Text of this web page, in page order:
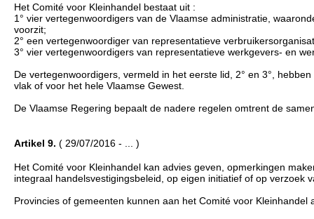
Het Comité voor Kleinhandel bestaat uit :
1° vier vertegenwoordigers van de Vlaamse administratie,
voorzit;
2° een vertegenwoordiger van representatieve
3° vier vertegenwoordigers van representatieve werkgevers- en
De vertegenwoordigers, vermeld in het eerste lid, 2° en 3°,
vlak of voor het hele Vlaamse Gewest.
De Vlaamse Regering bepaalt de nadere regelen omtrent de
Artikel 9. ( 29/07/2016 - ... )
Het Comité voor Kleinhandel kan advies geven, opmerkingen
integraal handelsvestigingsbeleid, op eigen initiatief of op verzoek
Provincies of gemeenten kunnen aan het Comité voor